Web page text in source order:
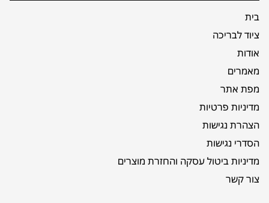
בית
ציוד לבריכה
אודות
מאמרים
מפת אתר
מדיניות פרטיות
הצהרת נגישות
הסדרי נגישות
מדיניות ביטול עסקה והחזרת מוצרים
צור קשר